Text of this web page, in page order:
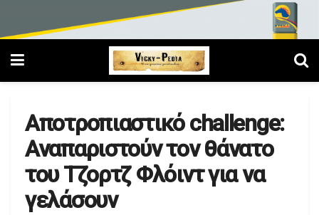
Αποτροπιαστικό challenge:
Αναπαριστούν τον θάνατο
του Τζορτζ Φλόιντ για να
γελάσουν